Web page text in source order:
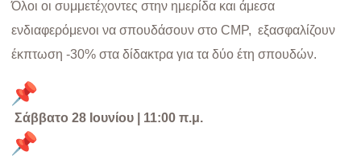
Όλοι οι συμμετέχοντες στην ημερίδα και άμεσα
ενδιαφερόμενοι να σπουδάσουν στο CMP, εξασφαλίζουν
έκπτωση -30% στα δίδακτρα για τα δύο έτη σπουδών.
Σάββατο 28 Ιουνίου | 11:00 π.μ.